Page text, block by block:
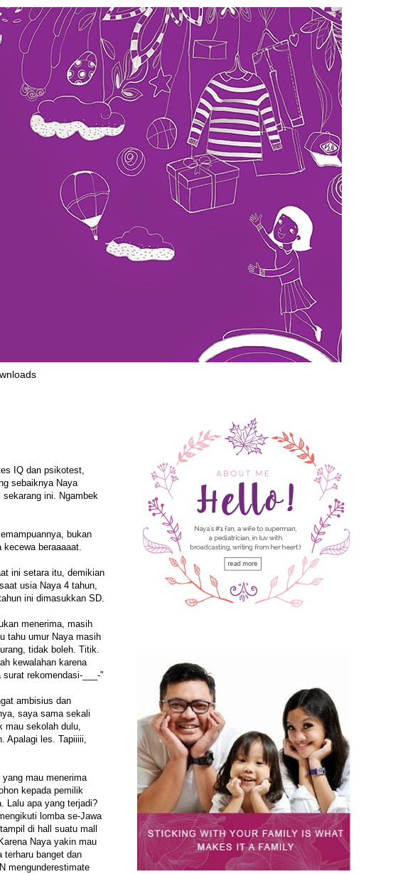
IQ dan psikotest,
sebaiknya Naya
ini. Ngambek
bukan
beraaaaat.
ini setara itu, demikian
usia Naya 4 tahun,
ini dimasukkan SD.
menerima, masih
tahu umur Naya masih
tidak boleh. Titik.
kewalahan karena
rekomendasi-___-"
ambisius dan
saya sama sekali
mau sekolah dulu,
Apalagi les. Tapiiiii,
mau menerima
kepada pemilik
Lalu apa yang terjadi?
lomba se-Jawa
di hall suatu mall
Naya yakin mau
banget dan
mengunderestimate